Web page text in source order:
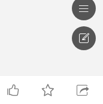
  

